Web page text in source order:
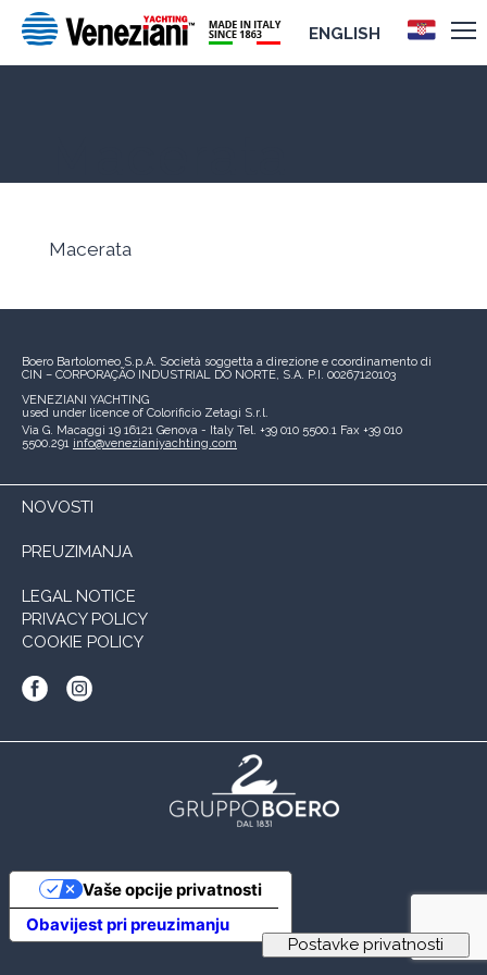
ENGLISH
Macerata
Boero Bartolomeo S.p.A. Società soggetta a direzione e coordinamento di
CIN – CORPORAÇÃO INDUSTRIAL DO NORTE, S.A. P.I. 00267120103
VENEZIANI YACHTING
used under licence of Colorificio Zetagi S.r.l.
Via G. Macaggi 19 16121 Genova - Italy Tel. +39 010 5500.1 Fax +39 010
5500.291 info@venezianiyachting.com
NOVOSTI
PREUZIMANJA
LEGAL NOTICE
PRIVACY POLICY
COOKIE POLICY
Obavijest pri preuzimanju
Vaše opcije privatnosti